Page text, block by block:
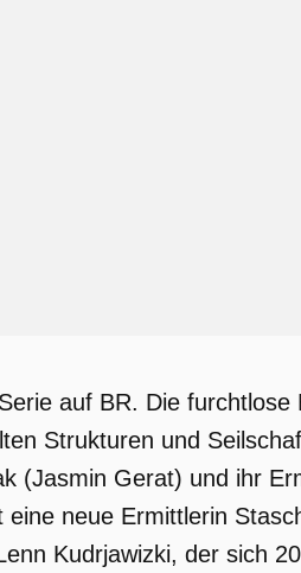
auf BR. Die
Strukturen und
(Jasmin Gerat) und ihr
neue Ermittlerin
Kudrjawizki, der sich